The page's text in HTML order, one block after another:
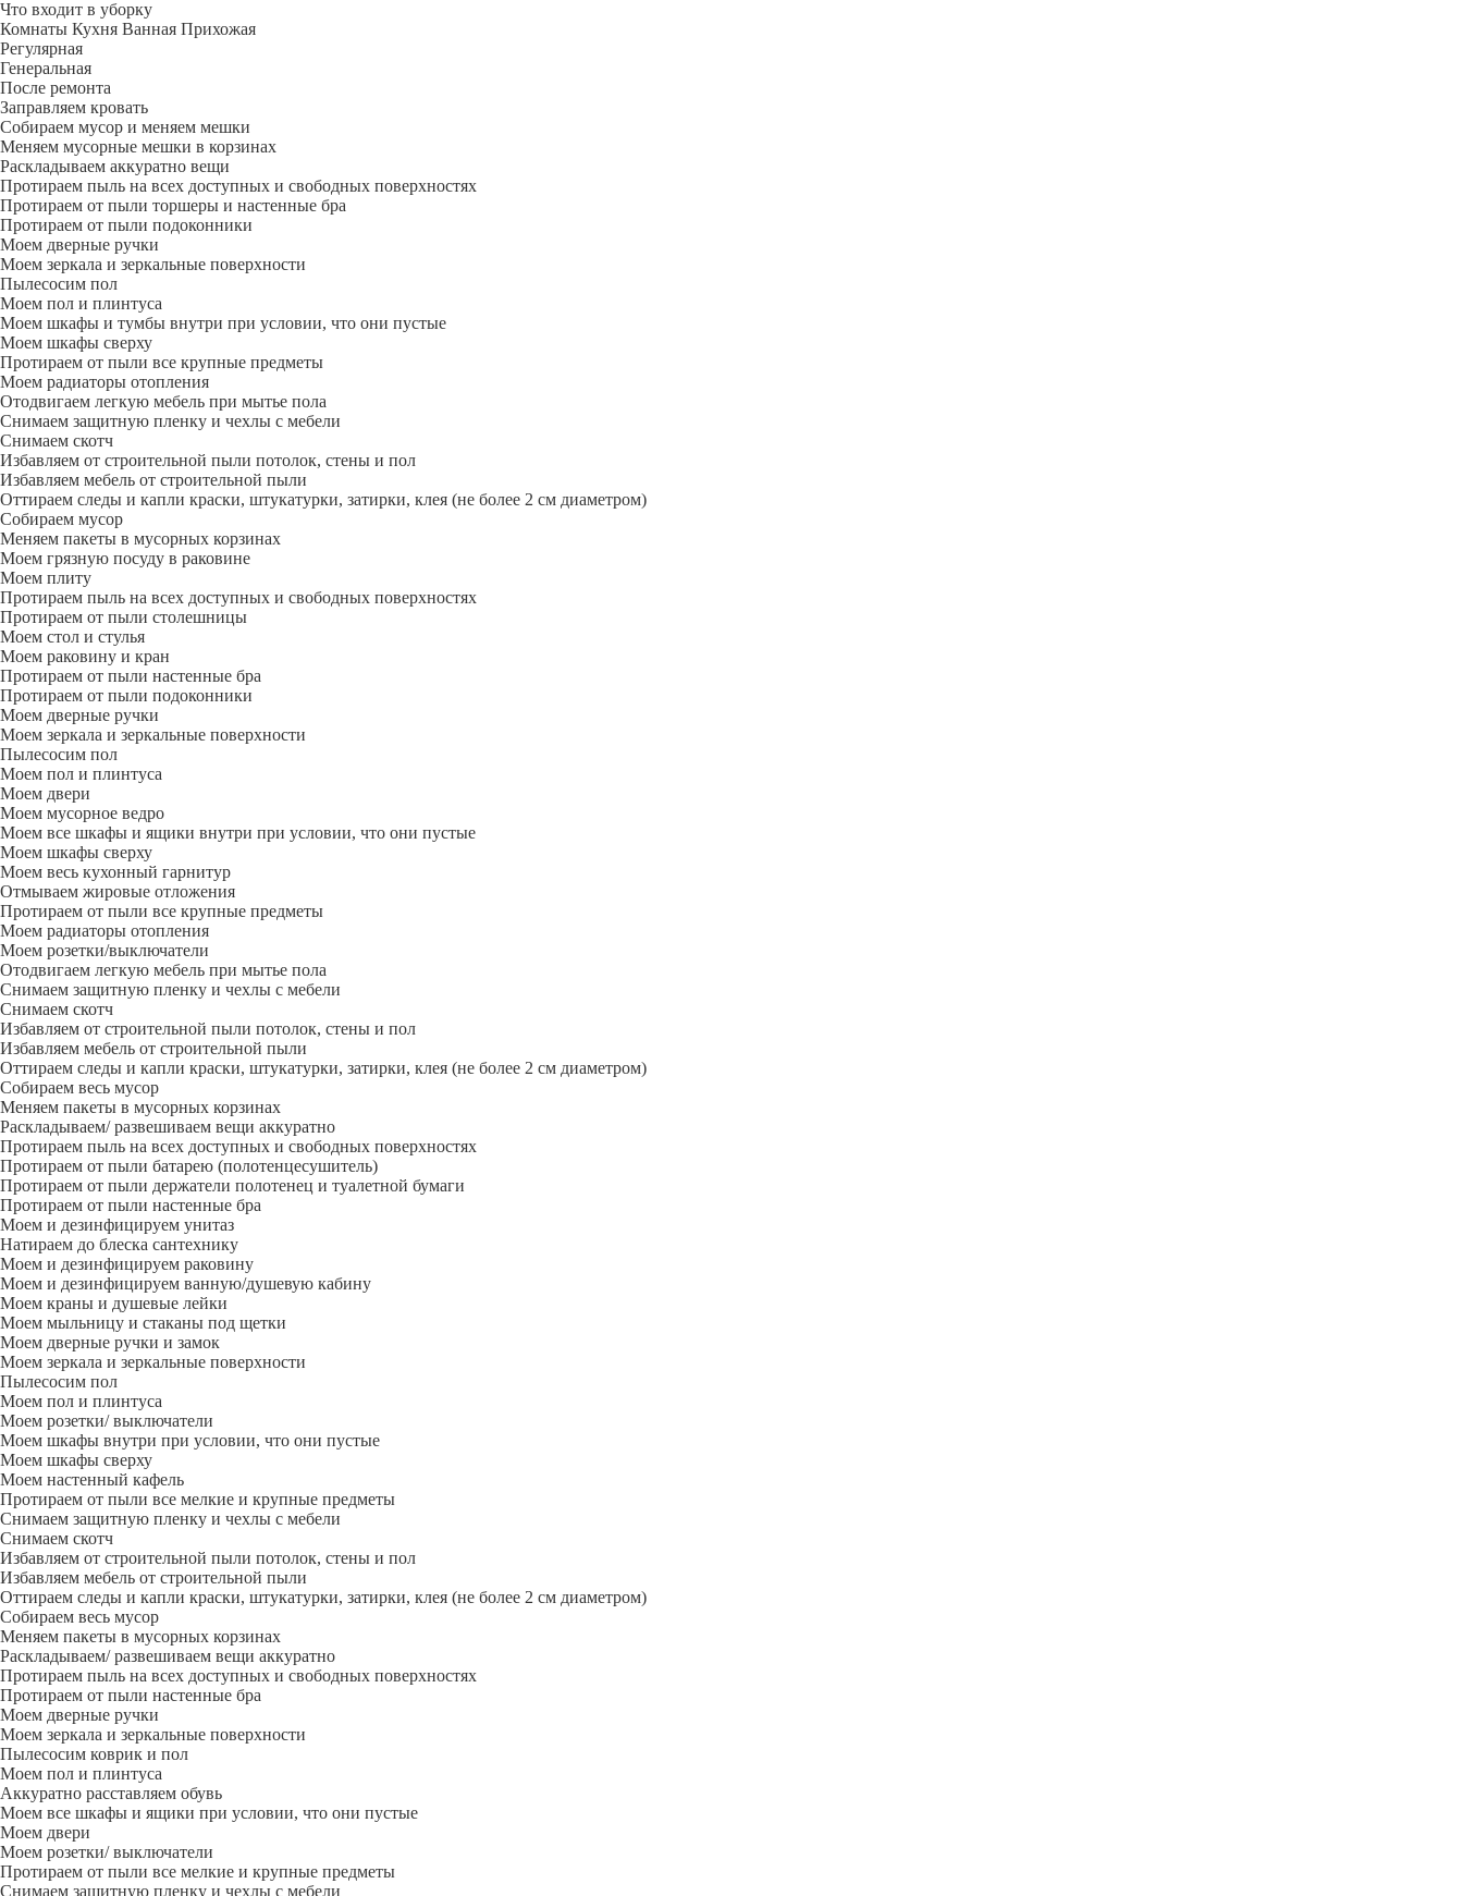
Что входит в уборку
Регу­лярная
Гене­ральная
После ремонта
Заправляем кровать
Собираем мусор и меняем мешки
Меняем мусорные мешки в корзинах
Раскладываем аккуратно вещи
Протираем пыль на всех доступных и свободных поверхностях
Протираем от пыли торшеры и настенные бра
Протираем от пыли подоконники
Моем дверные ручки
Моем зеркала и зеркальные поверхности
Пылесосим пол
Моем пол и плинтуса
Моем шкафы и тумбы внутри при условии, что они пустые
Моем шкафы сверху
Протираем от пыли все крупные предметы
Моем радиаторы отопления
Отодвигаем легкую мебель при мытье пола
Снимаем защитную пленку и чехлы с мебели
Снимаем скотч
Избавляем от строительной пыли потолок, стены и пол
Избавляем мебель от строительной пыли
Оттираем следы и капли краски, штукатурки, затирки, клея (не более 2 см диаметром)
Собираем мусор
Меняем пакеты в мусорных корзинах
Моем грязную посуду в раковине
Моем плиту
Протираем пыль на всех доступных и свободных поверхностях
Протираем от пыли столешницы
Моем стол и стулья
Моем раковину и кран
Протираем от пыли настенные бра
Протираем от пыли подоконники
Моем дверные ручки
Моем зеркала и зеркальные поверхности
Пылесосим пол
Моем пол и плинтуса
Моем двери
Моем мусорное ведро
Моем все шкафы и ящики внутри при условии, что они пустые
Моем шкафы сверху
Моем весь кухонный гарнитур
Отмываем жировые отложения
Протираем от пыли все крупные предметы
Моем радиаторы отопления
Моем розетки/выключатели
Отодвигаем легкую мебель при мытье пола
Снимаем защитную пленку и чехлы с мебели
Снимаем скотч
Избавляем от строительной пыли потолок, стены и пол
Избавляем мебель от строительной пыли
Оттираем следы и капли краски, штукатурки, затирки, клея (не более 2 см диаметром)
Собираем весь мусор
Меняем пакеты в мусорных корзинах
Раскладываем/ развешиваем вещи аккуратно
Протираем пыль на всех доступных и свободных поверхностях
Протираем от пыли батарею (полотенцесушитель)
Протираем от пыли держатели полотенец и туалетной бумаги
Протираем от пыли настенные бра
Моем и дезинфицируем унитаз
Натираем до блеска сантехнику
Моем и дезинфицируем раковину
Моем и дезинфицируем ванную/душевую кабину
Моем краны и душевые лейки
Моем мыльницу и стаканы под щетки
Моем дверные ручки и замок
Моем зеркала и зеркальные поверхности
Пылесосим пол
Моем пол и плинтуса
Моем розетки/ выключатели
Моем шкафы внутри при условии, что они пустые
Моем шкафы сверху
Моем настенный кафель
Протираем от пыли все мелкие и крупные предметы
Снимаем защитную пленку и чехлы с мебели
Снимаем скотч
Избавляем от строительной пыли потолок, стены и пол
Избавляем мебель от строительной пыли
Оттираем следы и капли краски, штукатурки, затирки, клея (не более 2 см диаметром)
Собираем весь мусор
Меняем пакеты в мусорных корзинах
Раскладываем/ развешиваем вещи аккуратно
Протираем пыль на всех доступных и свободных поверхностях
Протираем от пыли настенные бра
Моем дверные ручки
Моем зеркала и зеркальные поверхности
Пылесосим коврик и пол
Моем пол и плинтуса
Аккуратно расставляем обувь
Моем все шкафы и ящики при условии, что они пустые
Моем двери
Моем розетки/ выключатели
Протираем от пыли все мелкие и крупные предметы
Снимаем защитную пленку и чехлы с мебели